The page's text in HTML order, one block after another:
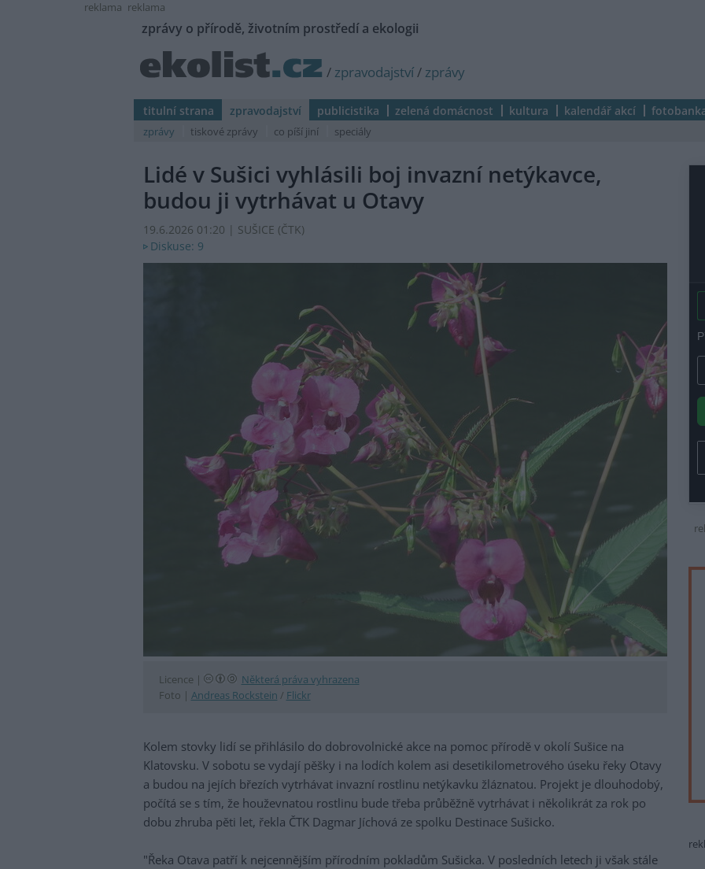
reklama reklama
zprávy o přírodě, životním prostředí a ekologii
/ zpravodajství/ zprávy
titulní strana zpravodajství publicistika zelená domácnost kultura kalendář akcí
zprávy tiskové zprávy co píší jiní speciály
Lidé v Sušici vyhlásili boj invazní netýkavce,
budou ji vytrhávat u Otavy
19.6.2026 01:20 | SUŠICE (ČTK)
Diskuse: 9
Licence |
Některá práva vyhrazena
Foto | Andreas Rockstein / Flickr
Kolem stovky lidí se přihlásilo do dobrovolnické akce na pomoc přírodě v okolí Sušice na
Klatovsku. V sobotu se vydají pěšky i na lodích kolem asi desetikilometrového úseku řeky Otavy
a budou na jejích březích vytrhávat invazní rostlinu netýkavku žláznatou. Projekt je dlouhodobý,
počítá se s tím, že houževnatou rostlinu bude třeba průběžně vytrhávat i několikrát za rok po
dobu zhruba pěti let, řekla ČTK Dagmar Jíchová ze spolku Destinace Sušicko.
"Řeka Otava patří k nejcennějším přírodním pokladům Sušicka. V posledních letech ji však stále